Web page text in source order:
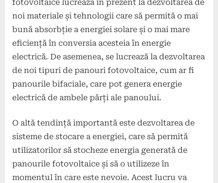
fotovoltaice lucrează în prezent la dezvoltarea de
noi materiale și tehnologii care să permită o mai
bună absorbție a energiei solare și o mai mare
eficiență în conversia acesteia în energie
electrică. De asemenea, se lucrează la dezvoltarea
de noi tipuri de panouri fotovoltaice, cum ar fi
panourile bifaciale, care pot genera energie
electrică de ambele părți ale panoului.
O altă tendință importantă este dezvoltarea de
sisteme de stocare a energiei, care să permită
utilizatorilor să stocheze energia generată de
panourile fotovoltaice și să o utilizeze în
momentul în care este nevoie. Acest lucru va